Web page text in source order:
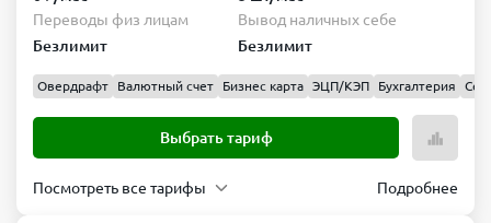
₽/мес000 ₽/
Выбрать
Переводы физ лицам
Безлимит
Вывод наличных себе
Безлимит
Овердрафт Валютный счет Бизнес карта ЭЦП/КЭП Бухгалтерия
Выбрать тариф
Посмотреть все тарифы Подробнее